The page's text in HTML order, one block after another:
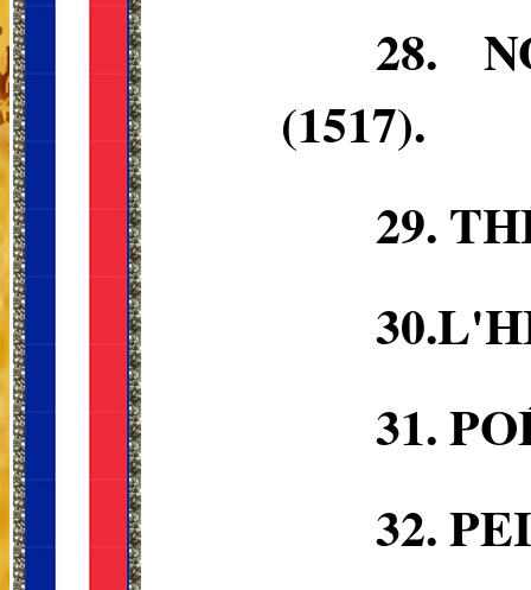
28.
(1517).
29.
31.
32.